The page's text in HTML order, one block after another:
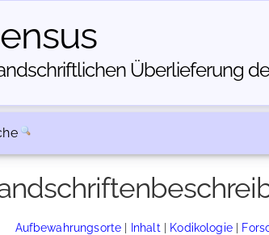
Über­lieferung
Aufbewahrungsorte | Inhalt | Kodikologie|